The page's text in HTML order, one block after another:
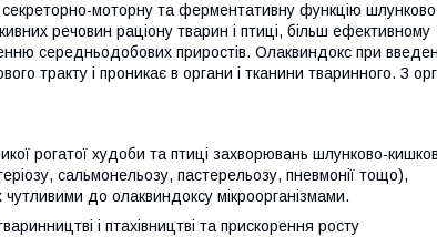
моторну та ферментативну функцію
речовин раціону тварин і птиці, більш ефективному
середньодобових приростів. Олаквиндокс при
тракту і проникає в органи і тканини тваринного. З
рогатої худоби та птиці захворювань шлунково-
сальмонельозу, пастерельозу, пневмонії тощо),
до олаквиндоксу мікроорганізмами.
і птахівництві та прискорення росту